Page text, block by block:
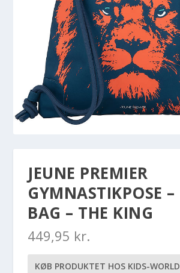
JEUNE PREMIER
GYMNASTIKPOSE
BAG – THE KING
449,95 kr.
KØB PRODUKTET HOS KIDS-WORLD